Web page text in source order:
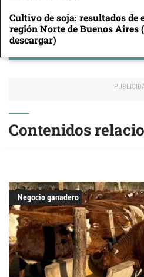
Cultivo de soja: resultados de
región Norte de Buenos Aires
descargar)
Contenidos
Negocio ganadero